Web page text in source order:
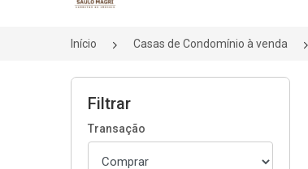
Início Casas de Condomínio à venda
Filtrar
Transação